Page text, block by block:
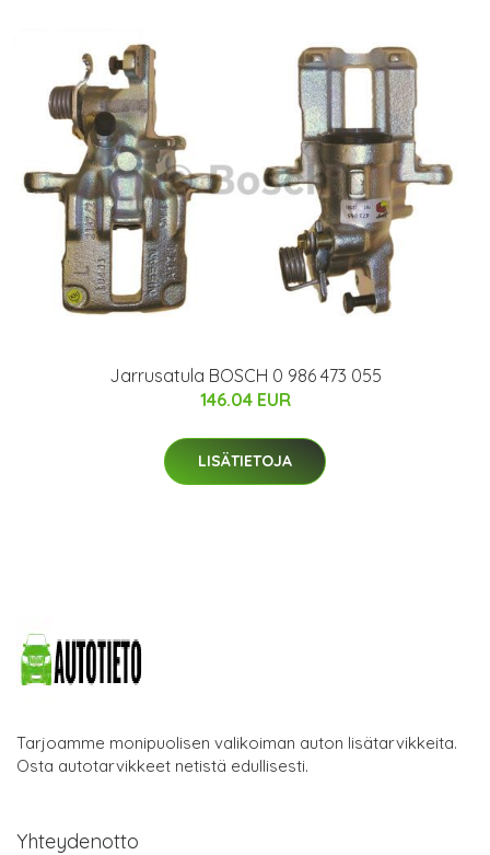
Jarrusatula BOSCH 0 986 473 055
146.04 EUR
LISÄTIETOJA
Tarjoamme monipuolisen valikoiman auton lisätarvikkeita.
Osta autotarvikkeet netistä edullisesti.
Yhteydenotto